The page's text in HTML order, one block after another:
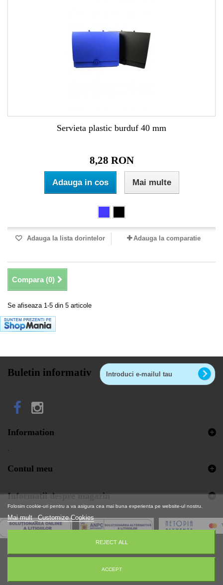
Servieta plastic burduf 40 mm
8,28 RON
Adauga in cos Mai multe
Adauga la lista dorintelor Adauga la comparatie
Compara (0)
Se afiseaza 1-5 din 5 articole
Buletin informativ
Information
.
Contul meu
Informatii despre magazin
Folosim cookie-uri pentru a va asigura cea mai buna experienta pe website-ul nostru.
Mai mult Customize Cookies
REJECT ALL
ACCEPT